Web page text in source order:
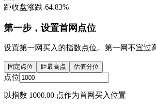
距收盘涨跌-64.83%
第一步，设置首网点位
设置第一网买入的指数点位。第一网不宜过
固定点位 距最高点 估值分位
点位
以指数 1000.00 点作为首网买入位置